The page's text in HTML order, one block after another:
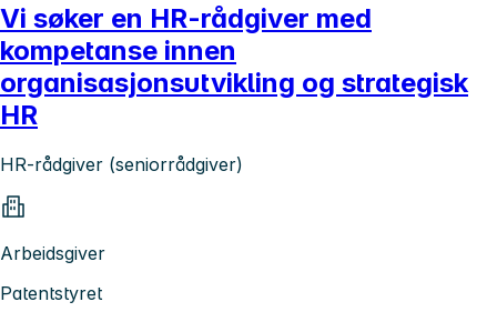
Vi søker en HR-rådgiver med
kompetanse innen
organisasjonsutvikling og strategisk
HR
HR-rådgiver (seniorrådgiver)
Arbeidsgiver
Patentstyret